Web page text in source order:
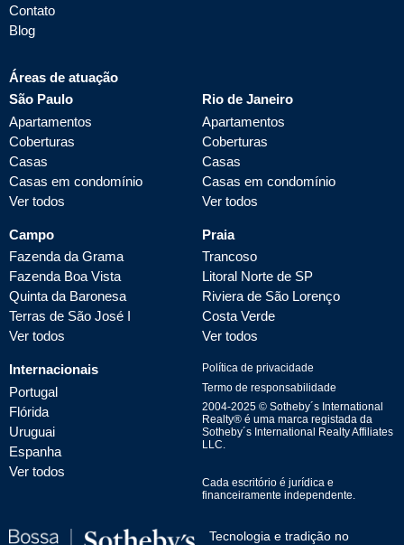
Contato
Blog
Áreas de atuação
São Paulo
Apartamentos
Coberturas
Casas
Casas em condomínio
Ver todos
Rio de Janeiro
Apartamentos
Coberturas
Casas
Casas em condomínio
Ver todos
Campo
Fazenda da Grama
Fazenda Boa Vista
Quinta da Baronesa
Terras de São José I
Ver todos
Praia
Trancoso
Litoral Norte de SP
Riviera de São Lorenço
Costa Verde
Ver todos
Internacionais
Portugal
Flórida
Uruguai
Espanha
Ver todos
Política de privacidade
Termo de responsabilidade
2004-2025 © Sotheby´s International
Realty® é uma marca registada da
Sotheby´s International Realty Affiliates
LLC.
Cada escritório é jurídica e
financeiramente independente.
Tecnologia e tradição no